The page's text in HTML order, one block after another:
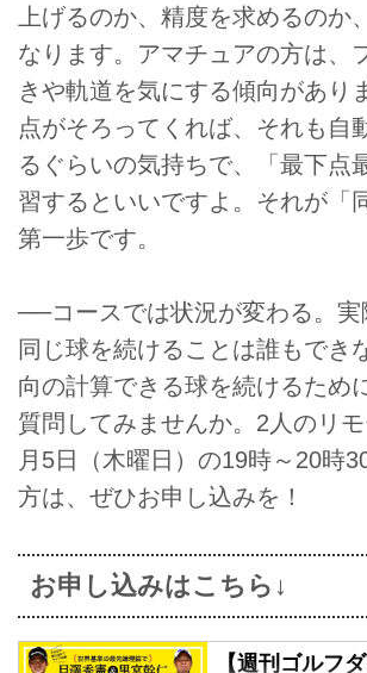
上げるのか、精度を求めるのか
なります。アマチュアの方は、
きや軌道を気にする傾向があり
点がそろってくれば、それも自
るぐらいの気持ちで、「最下点
習するといいですよ。それが「
第一歩です。
──コースでは状況が変わる。実
同じ球を続けることは誰もでき
向の計算できる球を続けるため
質問してみませんか。2人のリ
月5日（木曜日）の19時～20時
方は、ぜひお申し込みを！
お申し込みはこちら↓
【週刊ゴルフ